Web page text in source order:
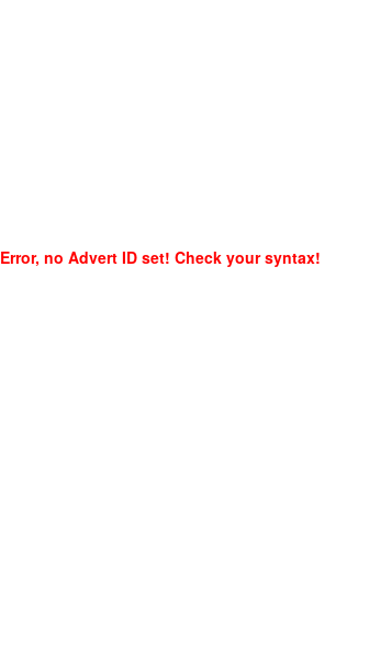
Error, no Advert ID set! Check your syntax!